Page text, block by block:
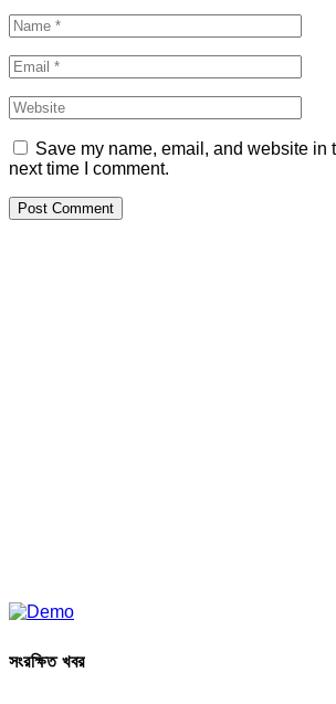
Save my name, email, and website in
next time I comment.
সংরক্ষিত খবর